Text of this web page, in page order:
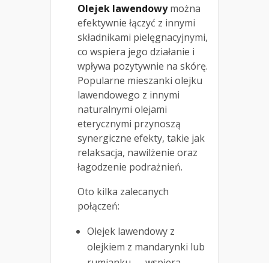
Olejek lawendowymożna
efektywnie łączyć z innymi
składnikami pielęgnacyjnymi,
co wspiera jego działanie i
wpływa pozytywnie na skórę.
Popularne mieszanki olejku
lawendowego z innymi
naturalnymi olejami
eterycznymi przynoszą
synergiczne efekty, takie jak
relaksacja, nawilżenie oraz
łagodzenie podrażnień.
Oto kilka zalecanych
połączeń:
Olejek lawendowy z
olejkiem z mandarynki lub